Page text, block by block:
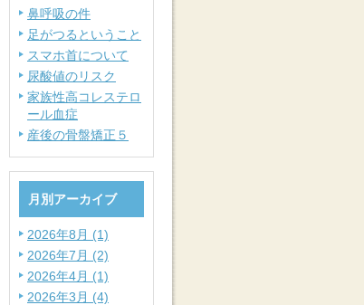
鼻呼吸の件
足がつるということ
スマホ首について
尿酸値のリスク
家族性高コレステロ
ール血症
産後の骨盤矯正５
月別アーカイブ
2026年8月 (1)
2026年7月 (2)
2026年4月 (1)
2026年3月 (4)